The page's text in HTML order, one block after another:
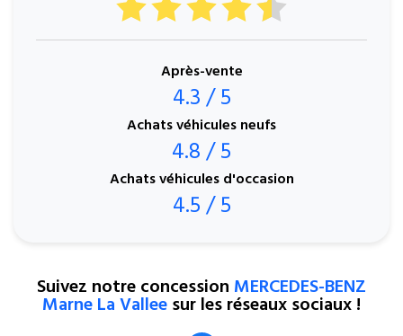
Après-vente
4.3 / 5
Achats véhicules neufs
4.8 / 5
Achats véhicules d'occasion
4.5 / 5
Suivez notre concession MERCEDES-BENZ
Marne La Valleesur les réseaux sociaux !